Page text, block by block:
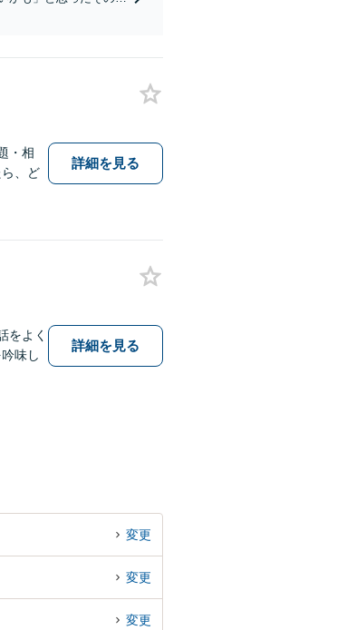
・相
、ど
詳細を見る
をよく
味し
詳細を見る
変更
変更
変更